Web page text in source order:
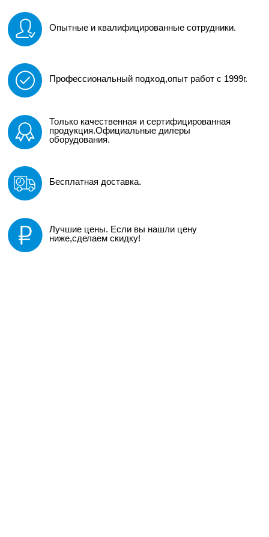
Опытные и квалифицированные сотрудники.
Профессиональный подход,опыт работ с 1999г.
Только качественная и сертифицированная
продукция.Официальные дилеры
оборудования.
Бесплатная доставка.
Лучшие цены. Если вы нашли цену
ниже,сделаем скидку!